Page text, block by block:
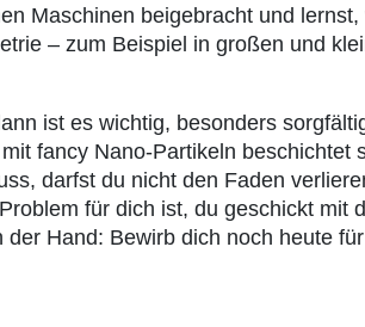
Maschinen beigebracht und
– zum Beispiel in großen und
ist es wichtig, besonders
fancy Nano-Partikeln beschichtet
darfst du nicht den Faden
für dich ist, du geschickt mit
Hand: Bewirb dich noch heute